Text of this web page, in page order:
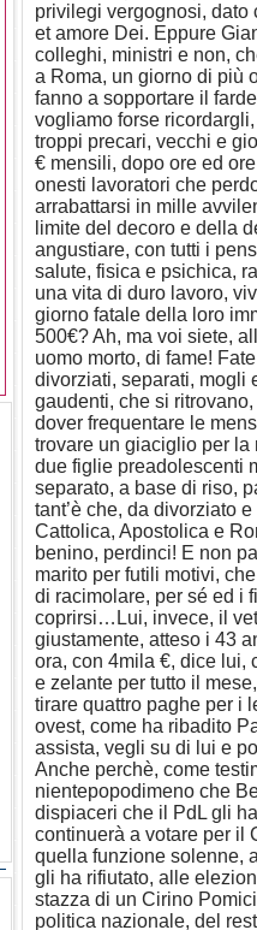
privilegi vergognosi, dato
et amore Dei. Eppure
colleghi, ministri e non,
a Roma, un giorno di più
fanno a sopportare il
vogliamo forse
troppi precari, vecchi e
€ mensili, dopo ore ed
onesti lavoratori che
arrabattarsi in mille
limite del decoro e della
angustiare, con tutti i
salute, fisica e psichica,
una vita di duro lavoro,
giorno fatale della loro
500€? Ah, ma voi siete,
uomo morto, di fame!
divorziati, separati, mogli
gaudenti, che si
dover frequentare le
trovare un giaciglio per
due figlie preadolescenti
separato, a base di riso,
tant’è che, da divorziato
Cattolica, Apostolica e
benino, perdinci! E non
marito per futili motivi,
di racimolare, per sé ed i
coprirsi…Lui, invece, il
giustamente, atteso i 43
ora, con 4mila €, dice lui,
e zelante per tutto il
tirare quattro paghe per i
ovest, come ha ribadito
assista, vegli su di lui e
Anche perchè, come
nientepopodimeno che
dispiaceri che il PdL gli
continuerà a votare per il
quella funzione solenne,
gli ha rifiutato, alle
stazza di un Cirino
politica nazionale, del